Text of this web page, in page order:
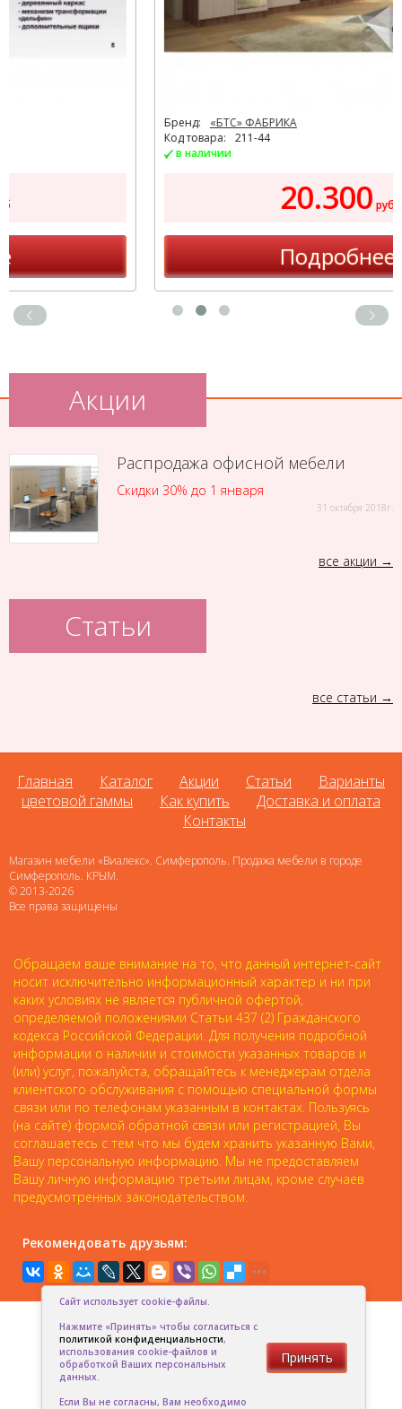
Подробнее
Акции
Распродажа офисной мебели
Скидки 30% до 1 января
31 октября 2018г.
все акции
Статьи
все статьи
Главная Каталог Акции Статьи
Варианты
цветовой гаммы
Как купить
Доставка и оплата
Контакты
Магазин мебели «Виалекс». Симферополь. Продажа мебели в городе
Симферополь. КРЫМ.
© 2013-2026
Все права защищены
Обращаем ваше внимание на то, что данный интернет-сайт
носит исключительно информационный характер и ни при
каких условиях не является публичной офертой,
определяемой положениями Статьи 437 (2) Гражданского
кодекса Российской Федерации. Для получения подробной
информации о наличии и стоимости указанных товаров и
(или) услуг, пожалуйста, обращайтесь к менеджерам отдела
клиентского обслуживания с помощью специальной формы
связи или по телефонам указанным в контактах. Пользуясь
(на сайте) формой обратной связи или регистрацией, Вы
соглашаетесь с тем что мы будем хранить указанную Вами,
Вашу персональную информацию. Мы не предоставляем
Вашу личную информацию третьим лицам, кроме случаев
предусмотренных законодательством.
Рекомендовать друзьям:
Сайт использует cookie-файлы.
Нажмите «Принять» чтобы согласиться с
политикой конфиденциальности,
использования cookie-файлов и
обработкой Ваших персональных
данных.
Если Вы не согласны, Вам необходимо
Принять